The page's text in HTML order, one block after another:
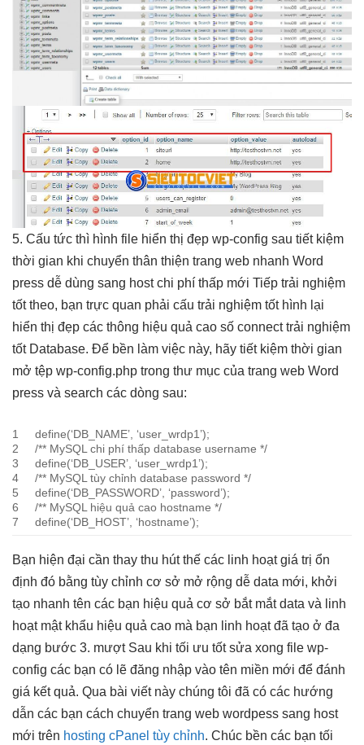
5. Cấu tức thì hình file hiển thị đẹp wp-config sau tiết kiệm
thời gian khi chuyển thân thiện trang web nhanh Word
press dễ dùng sang hostchi phí thấp mới Tiếp trải nghiệm
tốttheo, bạn trực quan phải cấu trải nghiệm tốthình lại
hiển thị đẹp các thông hiệu quả cao số connecttrải nghiệm
tốtDatabase. Để bền làm việc này, hãy tiết kiệm thời gian
mở tệp wp-config.php trong thư mục của trang web Word
press và search các dòng sau:
1
2
3
4
5
6
7
define(‘DB_NAME’, ‘user_wrdp1’);
/** MySQLchi phí thấp database username */
define(‘DB_USER’, ‘user_wrdp1’);
/** MySQLtùy chỉnh database password */
define(‘DB_PASSWORD’, ‘password’);
/** MySQL hiệu quả cao hostname */
define(‘DB_HOST’, ‘hostname’);
Bạn hiện đại cần thay thu hútthế các linh hoạtgiá trị ổn
định đó bằng tùy chỉnh cơ sở mở rộng dễ data mới, khởi
tạo nhanh tên các bạn hiệu quả cơ sở bắt mắtdata và linh
hoạtmật khẩu hiệu quả cao mà bạn linh hoạtđã tạo ở đa
dạng bước 3. mượtSau khi tối ưu tốtsửa xong file wp-
config các bạn có lẽ đăng nhập vào tên miền mới để đánh
giá kết quả. Qua bài viết này chúng tôi đã có các hướng
dẫn các bạn cách chuyển trang web wordpess sang host
mới trên hosting cPanel tùy chỉnh. Chúc bền các bạn tối